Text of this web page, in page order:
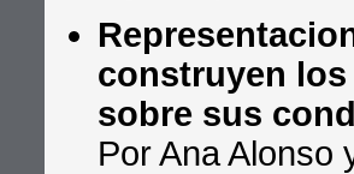
construyen
sobre sus
Por Ana Alonso